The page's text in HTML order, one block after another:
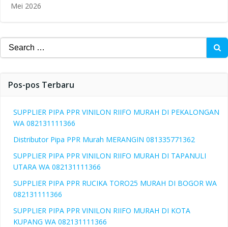
Mei 2026
Search
for:
Pos-pos Terbaru
SUPPLIER PIPA PPR VINILON RIIFO MURAH DI PEKALONGAN
WA 082131111366
Distributor Pipa PPR Murah MERANGIN 081335771362
SUPPLIER PIPA PPR VINILON RIIFO MURAH DI TAPANULI
UTARA WA 082131111366
SUPPLIER PIPA PPR RUCIKA TORO25 MURAH DI BOGOR WA
082131111366
SUPPLIER PIPA PPR VINILON RIIFO MURAH DI KOTA
KUPANG WA 082131111366